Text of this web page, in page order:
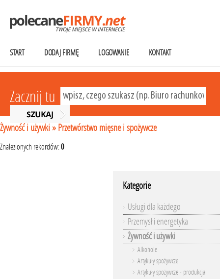
START DODAJ FIRMĘ LOGOWANIE KONTAKT
Zacznij tu
Żywność i używki » Przetwórstwo mięsne i spożywcze
Znalezionych rekordów:0
Kategorie
Usługi dla każdego
Przemysł i energetyka
Żywność i używki
Alkohole
Artykuły spożywcze
Artykuły spożywcze - produkcja